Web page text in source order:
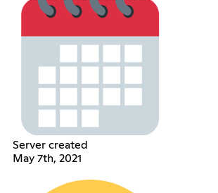
Server created
May 7th, 2021